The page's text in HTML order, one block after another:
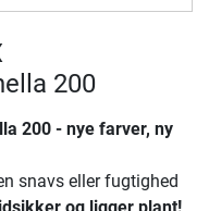
200
200 - nye farver, ny
snavs eller fugtighed